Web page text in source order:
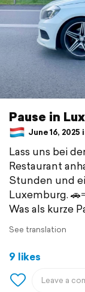
Pause in
June 16, 2025
Lass uns bei
Restaurant
Stunden und
Luxemburg.
Was als kurze
See translation
9 likes